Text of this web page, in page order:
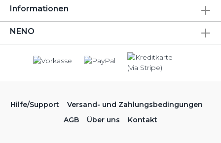
Informationen
NENO
Hilfe/Support
Versand- und Zahlungsbedingungen
AGB
Über uns Kontakt